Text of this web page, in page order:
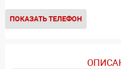
ПОКАЗАТЬ ТЕЛЕФОН